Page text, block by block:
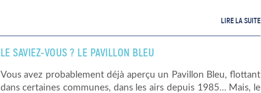
LIRE LA SUITE
LE SAVIEZ-VOUS ? LE PAVILLON BLEU
Vous avez probablement déjà aperçu un Pavillon Bleu, flottant
dans certaines communes, dans les airs depuis 1985… Mais, le